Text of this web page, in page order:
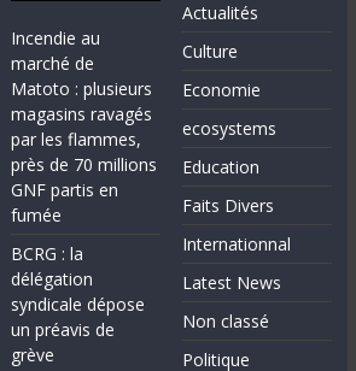
Incendie au
marché de
Matoto : plusieurs
magasins ravagés
par les flammes,
près de 70 millions
GNF partis en
fumée
BCRG : la
délégation
syndicale dépose
un préavis de
grève
Actualités
Culture
Economie
ecosystems
Education
Faits Divers
Internationnal
Latest News
Non classé
Politique